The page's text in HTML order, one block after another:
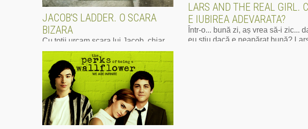
JACOB'S LADDER. O SCARA
BIZARA
Cu totii urcam scara lui Jacob, chiar
daca am trecut prin razboaie fizice
sau nu. Caci razboiul e mai degraba...
Mai mult
LARS AND THE REAL GIRL.
E IUBIREA ADEVARATA?
Într-o... bună zi, aș vrea să-i zic...
eu știu dacă e neapărat bună?